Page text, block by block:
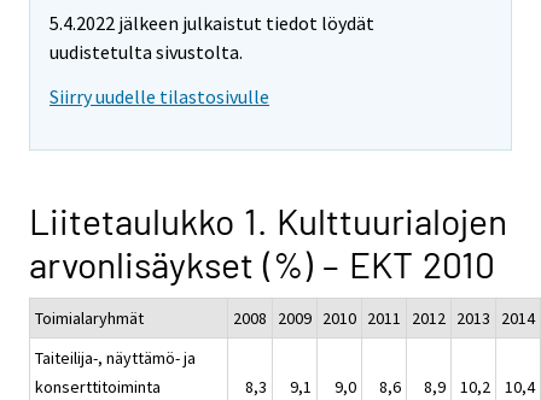
5.4.2022 jälkeen julkaistut tiedot löydät
uudistetulta sivustolta.
Siirry uudelle tilastosivulle
Liitetaulukko 1. Kulttuurialojen
arvonlisäykset (%) – EKT 2010
Toimialaryhmät 2008 2009 2010 2011 2012 2013
2014
Taiteilija-, näyttämö- ja
konserttitoiminta
8,3 9,1 9,0 8,6 8,9 10,2
10,4